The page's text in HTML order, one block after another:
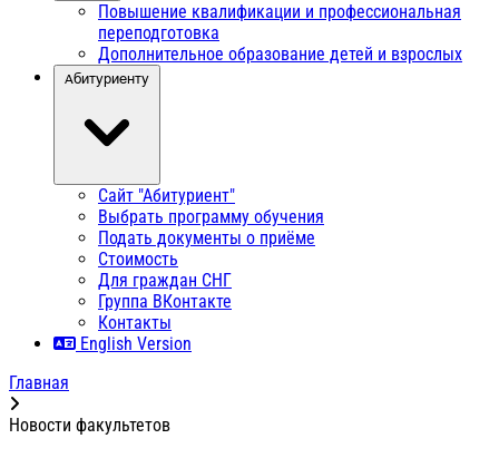
Повышение квалификации и профессиональная
переподготовка
Дополнительное образование детей и взрослых
Абитуриенту
Сайт "Абитуриент"
Выбрать программу обучения
Подать документы о приёме
Стоимость
Для граждан СНГ
Группа ВКонтакте
Контакты
English Version
Главная
Новости факультетов